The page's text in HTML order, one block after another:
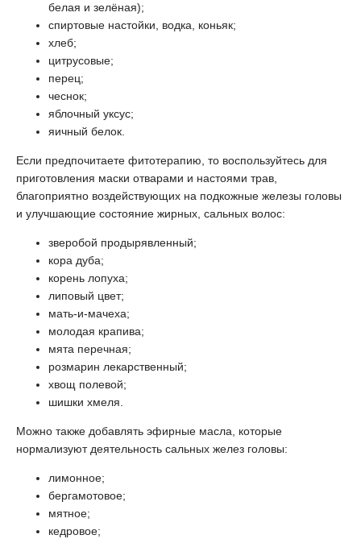
белая и зелёная);
спиртовые настойки, водка, коньяк;
хлеб;
цитрусовые;
перец;
чеснок;
яблочный уксус;
яичный белок.
Если предпочитаете фитотерапию, то воспользуйтесь для
приготовления маски отварами и настоями трав,
благоприятно воздействующих на подкожные железы головы
и улучшающие состояние жирных, сальных волос:
зверобой продырявленный;
кора дуба;
корень лопуха;
липовый цвет;
мать-и-мачеха;
молодая крапива;
мята перечная;
розмарин лекарственный;
хвощ полевой;
шишки хмеля.
Можно также добавлять эфирные масла, которые
нормализуют деятельность сальных желез головы:
лимонное;
бергамотовое;
мятное;
кедровое;